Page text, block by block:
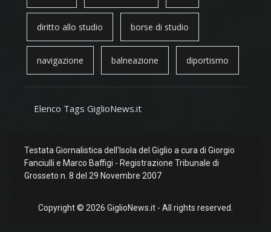
diritto allo studio borse di studio
navigazione balneazione diportismo
Elenco Tags GiglioNews.it
Testata Giornalistica dell'Isola del Giglio a cura di Giorgio
Fanciulli e Marco Baffigi - Registrazione Tribunale di
Grosseto n. 8 del 29 Novembre 2007
Copyright © 2026 GiglioNews.it - All rights reserved.